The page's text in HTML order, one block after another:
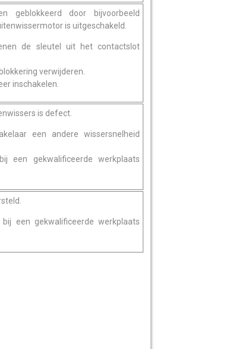
geblokkeerd door bijvoorbeeld
is uitgeschakeld.
de sleutel uit het contactslot
verwijderen.
inschakelen.
is defect.
een andere wissersnelheid
een gekwalificeerde werkplaats
bij een gekwalificeerde werkplaats